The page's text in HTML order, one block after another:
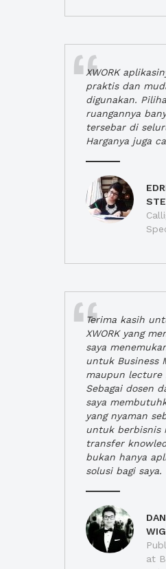
XWORK
praktis dan
digunakan.
ruangannya
tersebar di
Harganya juga
Terima kasih
XWORK yang
saya
untuk Business
maupun lecture
Sebagai dosen
saya
yang nyaman
untuk berbisnis
transfer
bukan hanya
solusi bagi saya.
at